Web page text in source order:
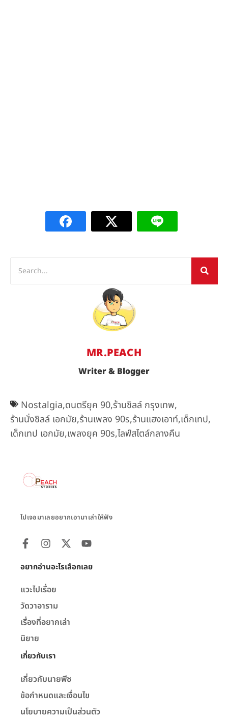
MR.PEACH
Writer & Blogger
Nostalgia,ดนตรียุค 90,ร้านชิลล์ กรุงเทพ,
ร้านนั่งชิลล์ เอกมัย,ร้านเพลง 90s,ร้านแฮงเอาท์,เด็กเทป,
เด็กเทป เอกมัย,เพลงยุค 90s,ไลฟ์สไตล์กลางคืน
ไปเจอมาเลยอยากเอามาเล่าให้ฟัง
อยากอ่านอะไรเลือกเลย
แวะไปเรื่อย
วัดวาอาราม
เรื่องที่อยากเล่า
นิยาย
เกี่ยวกับเรา
เกี่ยวกับนายพีช
ข้อกำหนดและเงื่อนไข
นโยบายความเป็นส่วนตัว